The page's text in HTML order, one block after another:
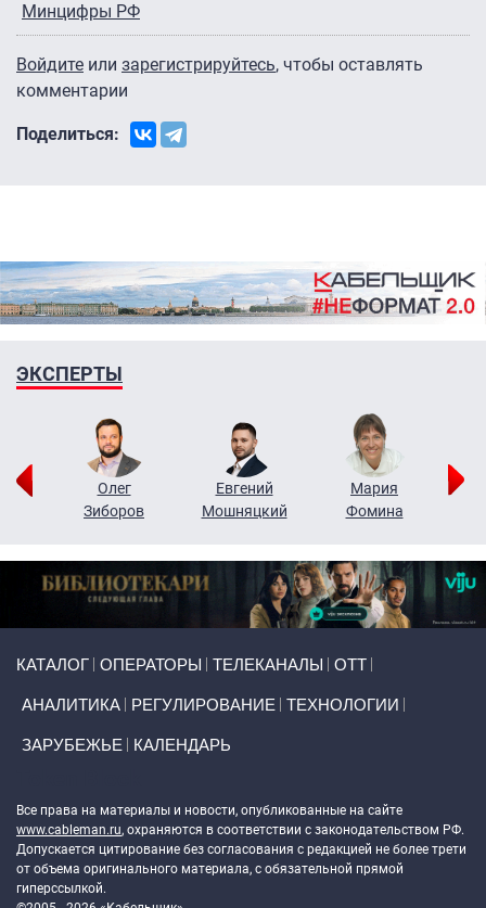
Минцифры РФ
Войдите или зарегистрируйтесь, чтобы оставлять
комментарии
Поделиться:
ЭКСПЕРТЫ
Олег
Зиборов
Евгений
Мошняцкий
Мария
Фомина
КАТАЛОГ ОПЕРАТОРЫ ТЕЛЕКАНАЛЫ ОТТ
АНАЛИТИКА РЕГУЛИРОВАНИЕ ТЕХНОЛОГИИ
ЗАРУБЕЖЬЕ КАЛЕНДАРЬ
Все права на материалы и новости, опубликованные на сайте
www.cableman.ru, охраняются в соответствии с законодательством РФ.
Допускается цитирование без согласования с редакцией не более трети
от объема оригинального материала, с обязательной прямой
гиперссылкой.